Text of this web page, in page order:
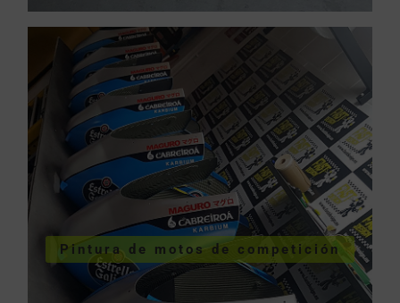
Pintura de motos de competición
Pintura de motos de
competición
VER SERVICIOS URGENTES